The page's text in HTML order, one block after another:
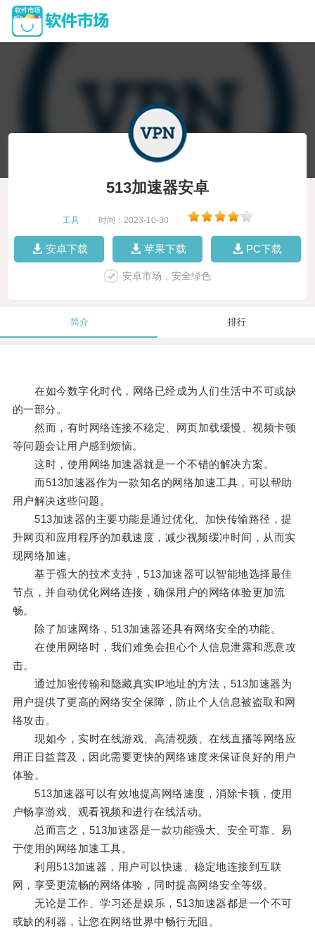
513加速器安卓
工具 时间：2023-10-30
安卓下载 苹果下载 PC下载
安卓市场，安全绿色
简介 排行
在如今数字化时代，网络已经成为人们生活中不可或缺
的一部分。
然而，有时网络连接不稳定、网页加载缓慢、视频卡顿
等问题会让用户感到烦恼。
这时，使用网络加速器就是一个不错的解决方案。
而513加速器作为一款知名的网络加速工具，可以帮助
用户解决这些问题。
513加速器的主要功能是通过优化、加快传输路径，提
升网页和应用程序的加载速度，减少视频缓冲时间，从而实
现网络加速。
基于强大的技术支持，513加速器可以智能地选择最佳
节点，并自动优化网络连接，确保用户的网络体验更加流
畅。
除了加速网络，513加速器还具有网络安全的功能。
在使用网络时，我们难免会担心个人信息泄露和恶意攻
击。
通过加密传输和隐藏真实IP地址的方法，513加速器为
用户提供了更高的网络安全保障，防止个人信息被盗取和网
络攻击。
现如今，实时在线游戏、高清视频、在线直播等网络应
用正日益普及，因此需要更快的网络速度来保证良好的用户
体验。
513加速器可以有效地提高网络速度，消除卡顿，使用
户畅享游戏、观看视频和进行在线活动。
总而言之，513加速器是一款功能强大、安全可靠、易
于使用的网络加速工具。
利用513加速器，用户可以快速、稳定地连接到互联
网，享受更流畅的网络体验，同时提高网络安全等级。
无论是工作、学习还是娱乐，513加速器都是一个不可
或缺的利器，让您在网络世界中畅行无阻。